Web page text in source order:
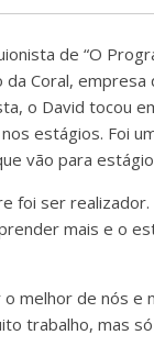
de “O
Coral,
o David tocou
estágios. Foi
vão para
foi ser
mais e o
melhor de nós
trabalho, mas